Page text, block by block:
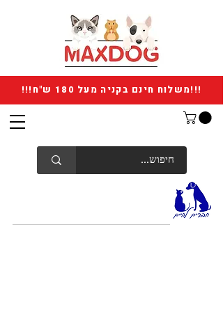
!!!משלוח חינם בקניה מעל 180 ש"ח!!!